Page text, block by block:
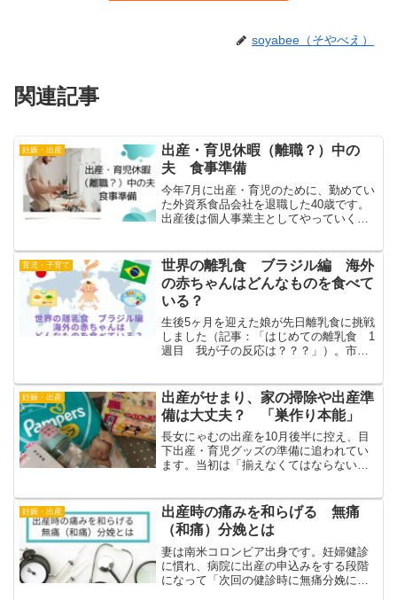
soyabee（そやべえ）
関連記事
妊娠・出産
出産・育児休暇（離職？）中の
夫 食事準備
今年7月に出産・育児のために、勤めてい
た外資系食品会社を退職した40歳です。
出産後は個人事業主としてやっていくの
ところでこの間の食事事情ですが、基本
は3食とも家で作ってい...
育児・子育て
世界の離乳食 ブラジル編 海外
の赤ちゃんはどんなものを食べて
いる？
生後5ヶ月を迎えた娘が先日離乳食に挑戦
しました（記事：「はじめての離乳食 1
週目 我が子の反応は？？？」）。市の
りんごなどの果物、そして白身魚などの
タンパク質を順番に...
妊娠・出産
出産がせまり、家の掃除や出産準
備は大丈夫？ 「巣作り本能」
長女にゃむの出産を10月後半に控え、目
下出産・育児グッズの準備に追われてい
ます。当初は「揃えなくてはならないも
いたのですが、実際はそんなに甘くなか
ったです。ベッドやチャ...
妊娠・出産
出産時の痛みを和らげる 無痛
（和痛）分娩とは
妻は南米コロンビア出身です。妊婦健診
に慣れ、病院に出産の申込みをする段階
になって「次回の健診時に無痛分娩につ